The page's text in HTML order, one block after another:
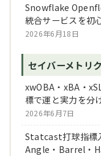
Snowflake
統合サービスを初
2026年6月18日
セイバーメトリ
xwOBA・xBA・
標で運と実力を分
2026年6月7日
Statcast打球指標
Angle・Barrel・